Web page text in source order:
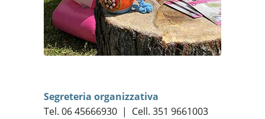
Segreteria organizzativa
Tel. 06 45666930 | Cell. 351 9661003